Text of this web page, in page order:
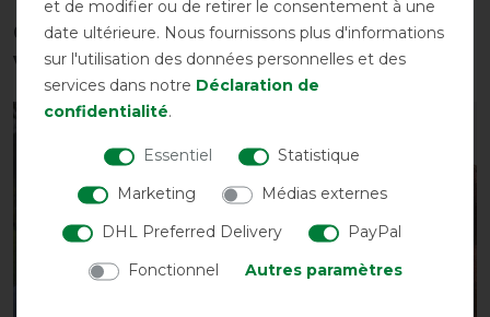
Ces produits pourraient également
vous intéresser
et de modifier ou de retirer le consentement à une
date ultérieure. Nous fournissons plus d'informations
sur l'utilisation des données personnelles et des
services dans notre Déclaration de
confidentialité.
Essentiel
Statistique
Marketing
Médias externes
DHL Preferred Delivery
PayPal
Fonctionnel
Autres paramètres